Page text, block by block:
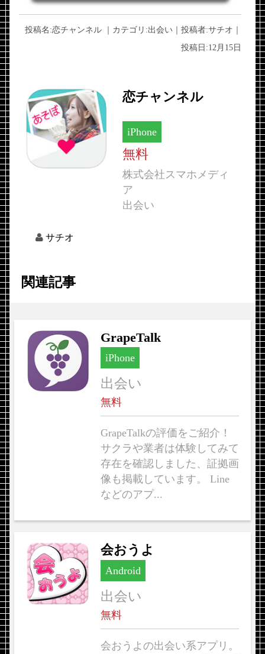
投稿名:恋チャンネル ｜カテゴリ:出会い ｜投稿者:サチオ ｜
投稿日:12月15日
恋チャンネル
iPhone
無料
株式会社スマホメディ
ア
出会い
サチオ
関連記事
GrapeTalk
iPhone
出会い
無料
GrapeTalkの評価をご紹介！
サクラや業者は体験してみて
存在を確認しました、証拠画
像も掲載しています。 Line
などのアプ...
会おうよ
Android
出会い
無料
会おうよの出会い系アプリ。